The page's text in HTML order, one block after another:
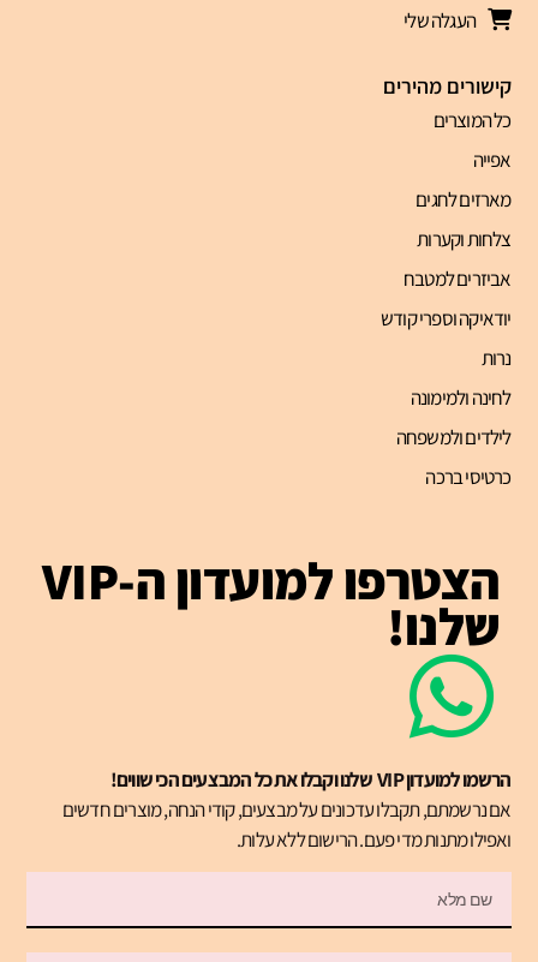
קישורים מהירים
כל המוצרים
אפייה
מארזים לחגים
צלחות וקערות
אביזרים למטבח
יודאיקה וספרי קודש
נרות
לחינה ולמימונה
לילדים ולמשפחה
כרטיסי ברכה
העגלה שלי
הצטרפו למועדון ה-VIP
שלנו!
הרשמו למועדון VIP שלנו וקבלו את כל המבצעים הכי שווים!
אם נרשמתם, תקבלו עדכונים על מבצעים, קודי הנחה, מוצרים חדשים
ואפילו מתנות מדי פעם. הרישום ללא עלות.